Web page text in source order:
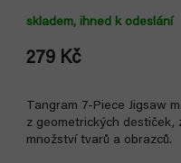
skladem, ihned k odeslání
279 Kč
Tangram 7-Piece Jigsaw
z geometrických destiček,
množství tvarů a obrazců.